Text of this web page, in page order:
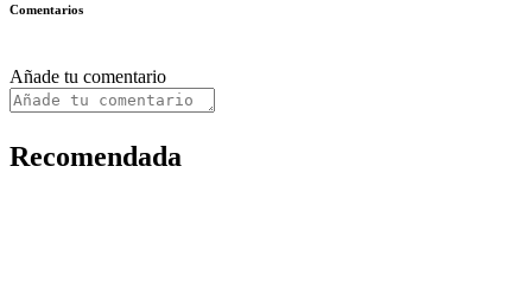
Comentarios
Añade tu comentario
Recomendada